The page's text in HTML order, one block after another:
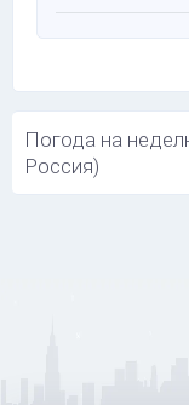
Погода на
Россия)